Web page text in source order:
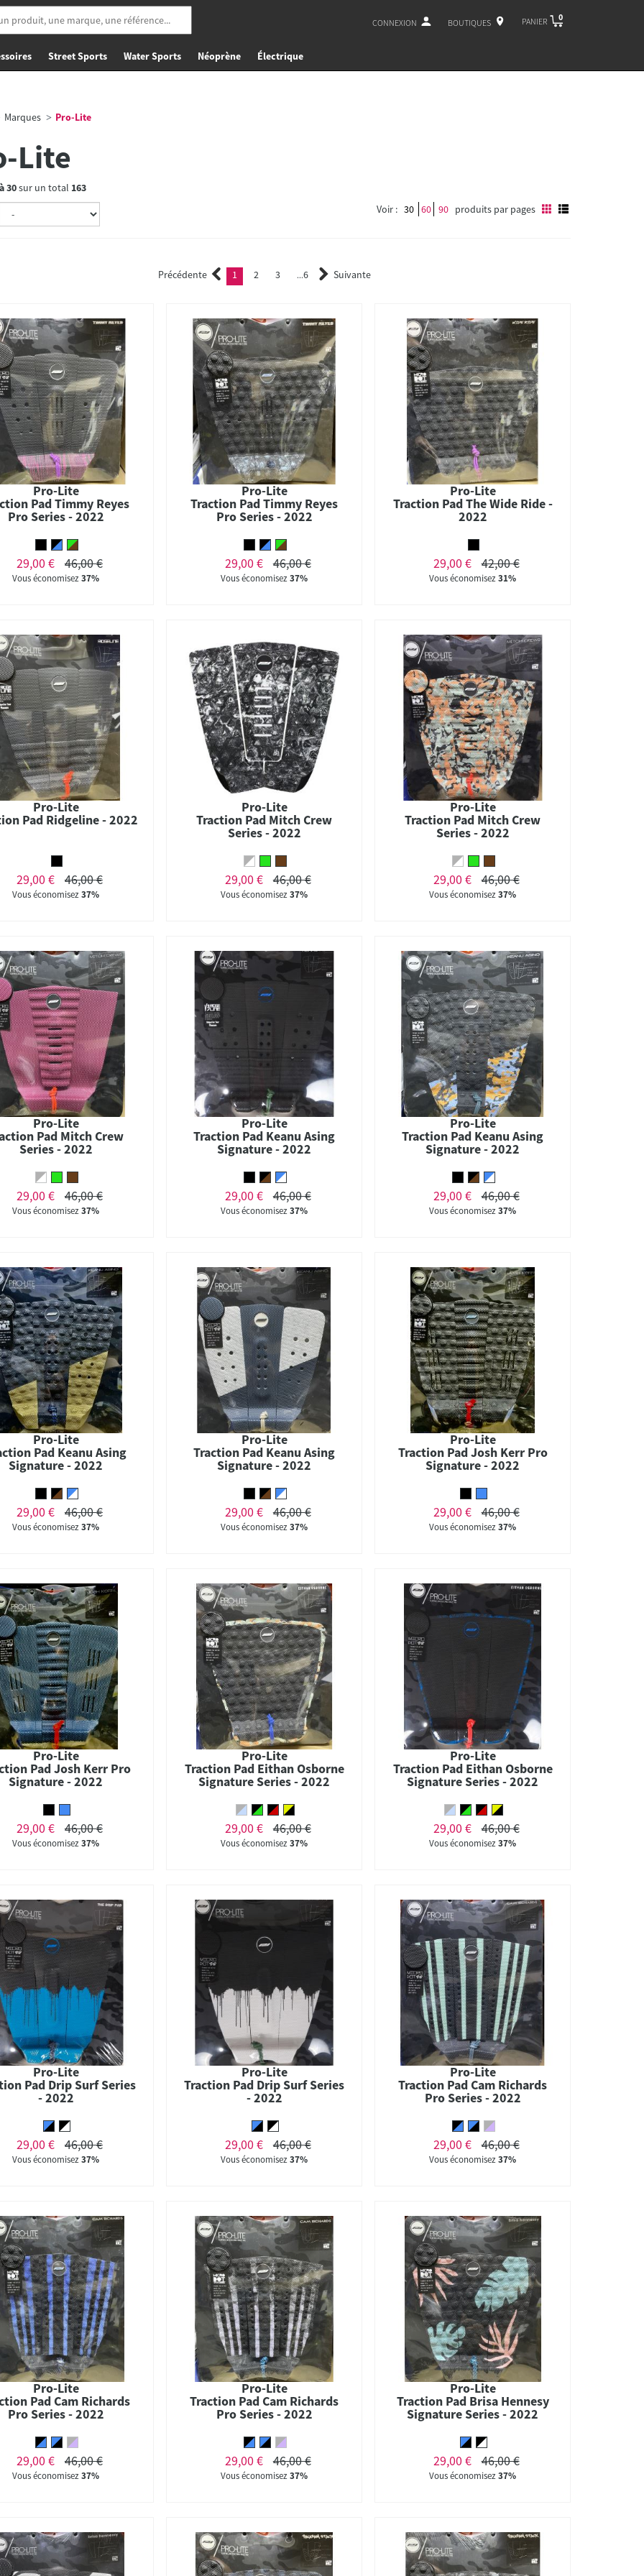
CONNEXION BOUTIQUES PANIER 0
Street Sports Water Sports Néoprène Électrique
Marques Pro-Lite
Lite
30sur un total 163
Voir : 30 60 90 produits par pages
Précédente 1 (current)
2 3 ...6 Suivante
Pro-Lite
Pad Timmy Reyes
Pro Series - 2022
29,00 € 46,00 €
Vous économisez37%
Pro-Lite
Traction Pad Timmy Reyes
Pro Series - 2022
29,00 € 46,00 €
Vous économisez37%
Pro-Lite
Traction Pad The Wide Ride -
2022
29,00 € 42,00 €
Vous économisez31%
Pro-Lite
Pad Ridgeline - 2022
29,00 € 46,00 €
Vous économisez37%
Pro-Lite
Traction Pad Mitch Crew
Series - 2022
29,00 € 46,00 €
Vous économisez37%
Pro-Lite
Traction Pad Mitch Crew
Series - 2022
29,00 € 46,00 €
Vous économisez37%
Pro-Lite
Pad Mitch Crew
Series - 2022
29,00 € 46,00 €
Vous économisez37%
Pro-Lite
Traction Pad Keanu Asing
Signature - 2022
29,00 € 46,00 €
Vous économisez37%
Pro-Lite
Traction Pad Keanu Asing
Signature - 2022
29,00 € 46,00 €
Vous économisez37%
Pro-Lite
Pad Keanu Asing
Signature - 2022
29,00 € 46,00 €
Vous économisez37%
Pro-Lite
Traction Pad Keanu Asing
Signature - 2022
29,00 € 46,00 €
Vous économisez37%
Pro-Lite
Traction Pad Josh Kerr Pro
Signature - 2022
29,00 € 46,00 €
Vous économisez37%
Pro-Lite
Pad Josh Kerr Pro
Signature - 2022
29,00 € 46,00 €
Vous économisez37%
Pro-Lite
Traction Pad Eithan Osborne
Signature Series - 2022
29,00 € 46,00 €
Vous économisez37%
Pro-Lite
Traction Pad Eithan Osborne
Signature Series - 2022
29,00 € 46,00 €
Vous économisez37%
Pro-Lite
Pad Drip Surf Series
- 2022
29,00 € 46,00 €
Vous économisez37%
Pro-Lite
Traction Pad Drip Surf Series
- 2022
29,00 € 46,00 €
Vous économisez37%
Pro-Lite
Traction Pad Cam Richards
Pro Series - 2022
29,00 € 46,00 €
Vous économisez37%
Pro-Lite
Pad Cam Richards
Pro Series - 2022
29,00 € 46,00 €
Vous économisez37%
Pro-Lite
Traction Pad Cam Richards
Pro Series - 2022
29,00 € 46,00 €
Vous économisez37%
Pro-Lite
Traction Pad Brisa Hennesy
Signature Series - 2022
29,00 € 46,00 €
Vous économisez37%